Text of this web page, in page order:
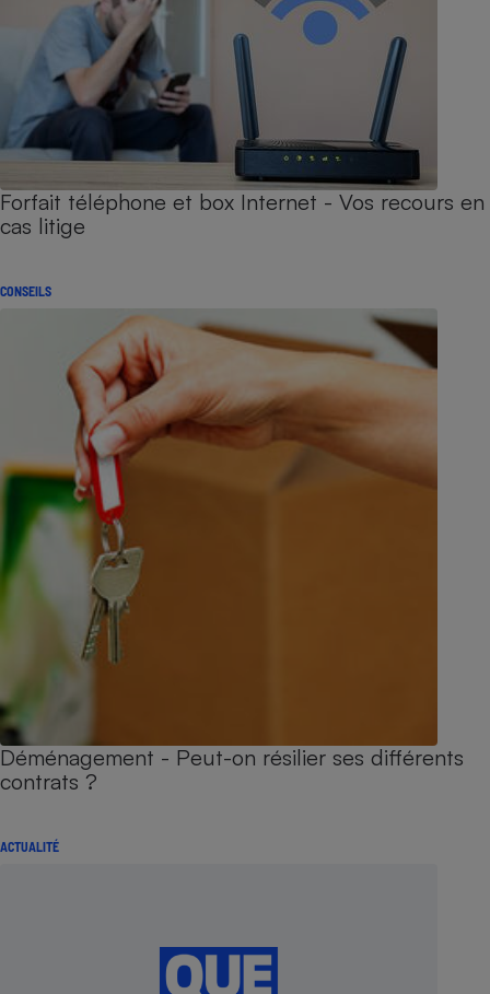
Forfait téléphone et box Internet - Vos recours en
cas litige
CONSEILS
Déménagement - Peut-on résilier ses différents
contrats ?
ACTUALITÉ